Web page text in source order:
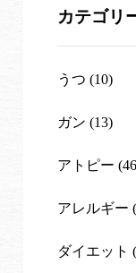
カテゴリ
うつ (10)
ガン (13)
アトピー
アレルギー
ダイエット